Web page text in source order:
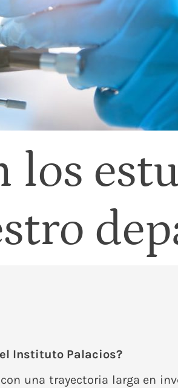
Instituto Palacios?
una trayectoria larga en